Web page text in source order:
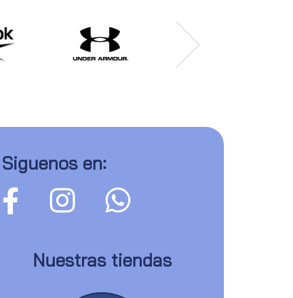
Siguenos en:
Nuestras tiendas